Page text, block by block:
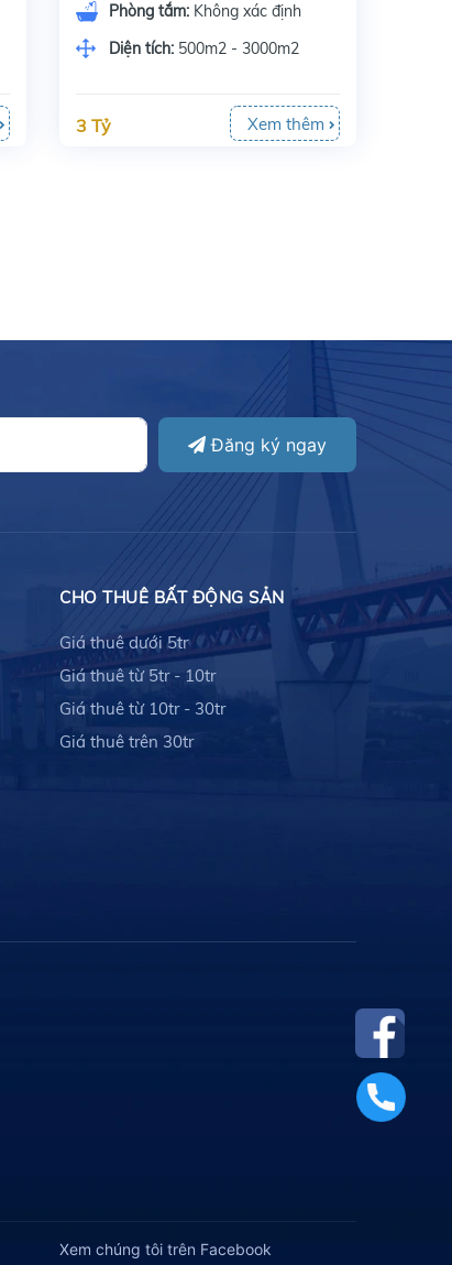
Phòng tắm: Không xác định
Diện tích: 500m2 - 3000m2
3 Tỷ Xem thêm
Đăng ký ngay
CHO THUÊ BẤT ĐỘNG SẢN
Giá thuê dưới 5tr
Giá thuê từ 5tr - 10tr
Giá thuê từ 10tr - 30tr
Giá thuê trên 30tr
Xem chúng tôi trên Facebook